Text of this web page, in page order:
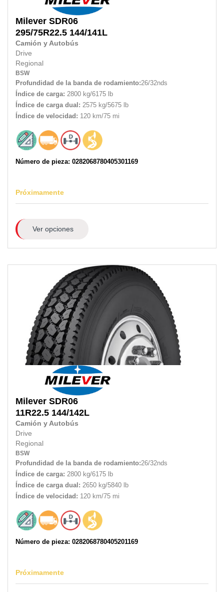
Milever SDR06
295/75R22.5 144/141L
Camión y Autobús
Drive
Regional
BSW
Profundidad de la banda de rodamiento:26/32nds
Índice de carga: 2800 kg/6175 lb
Índice de carga dual: 2575 kg/5675 lb
Índice de velocidad: 120 km/75 mi
Número de pieza: 0282068780405301169
Próximamente
Ver opciones
Milever SDR06
11R22.5 144/142L
Camión y Autobús
Drive
Regional
BSW
Profundidad de la banda de rodamiento:26/32nds
Índice de carga: 2800 kg/6175 lb
Índice de carga dual: 2650 kg/5840 lb
Índice de velocidad: 120 km/75 mi
Número de pieza: 0282068780405201169
Próximamente